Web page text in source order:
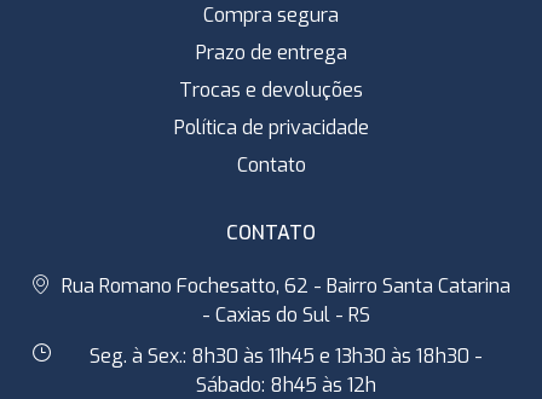
Compra segura
Prazo de entrega
Trocas e devoluções
Política de privacidade
Contato
CONTATO
Rua Romano Fochesatto, 62 - Bairro Santa Catarina
- Caxias do Sul - RS
Seg. à Sex.: 8h30 às 11h45 e 13h30 às 18h30 -
Sábado: 8h45 às 12h